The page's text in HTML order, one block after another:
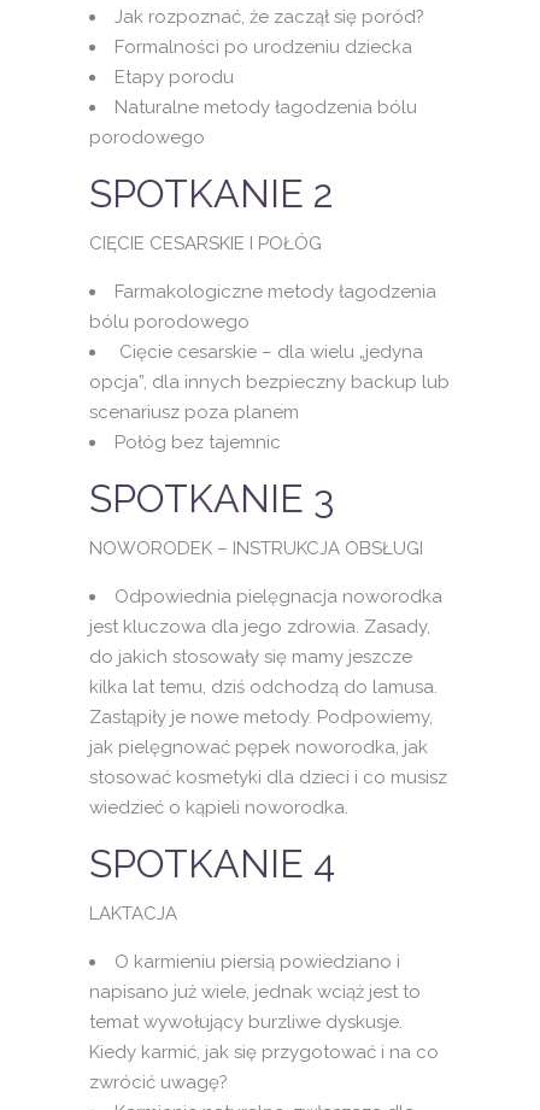
Jak rozpoznać, że zaczął się poród?
Formalności po urodzeniu dziecka
Etapy porodu
Naturalne metody łagodzenia bólu
porodowego
SPOTKANIE 2
CIĘCIE CESARSKIE I POŁÓG
Farmakologiczne metody łagodzenia
bólu porodowego
Cięcie cesarskie – dla wielu „jedyna
opcja”, dla innych bezpieczny backup lub
scenariusz poza planem
Połóg bez tajemnic
SPOTKANIE 3
NOWORODEK – INSTRUKCJA OBSŁUGI
Odpowiednia pielęgnacja noworodka
jest kluczowa dla jego zdrowia. Zasady,
do jakich stosowały się mamy jeszcze
kilka lat temu, dziś odchodzą do lamusa.
Zastąpiły je nowe metody. Podpowiemy,
jak pielęgnować pępek noworodka, jak
stosować kosmetyki dla dzieci i co musisz
wiedzieć o kąpieli noworodka.
SPOTKANIE 4
LAKTACJA
O karmieniu piersią powiedziano i
napisano już wiele, jednak wciąż jest to
temat wywołujący burzliwe dyskusje.
Kiedy karmić, jak się przygotować i na co
zwrócić uwagę?